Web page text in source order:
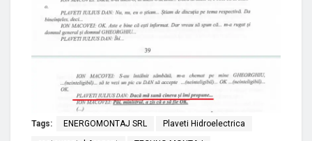
Tags: ENERGOMONTAJ SRL Plaveti Hidroelectrica